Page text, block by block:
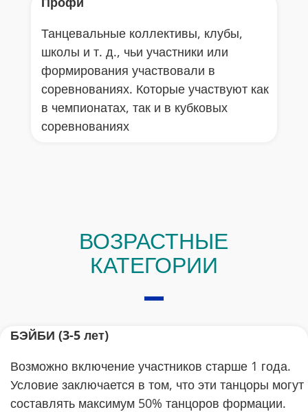
Танцевальные коллективы, клубы,
школы и т. д., чьи участники или
формирования участвовали в
соревнованиях. Которые участвуют как
в чемпионатах, так и в кубковых
соревнованиях
ВОЗРАСТНЫЕ
КАТЕГОРИИ
БЭЙБИ (3-5 лет)
Возможно включение участников старше 1 года.
Условие заключается в том, что эти танцоры могут
составлять максимум 50% танцоров формации.